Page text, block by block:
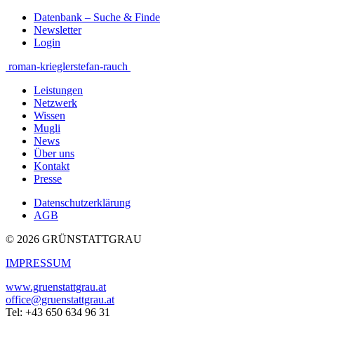
Datenbank – Suche & Finde
Newsletter
Login
Beitragsnavigation
roman-krieglerstefan-rauch
Leistungen
Netzwerk
Wissen
Mugli
News
Über uns
Kontakt
Presse
Datenschutzerklärung
AGB
© 2026 GRÜNSTATTGRAU
IMPRESSUM
www.gruenstattgrau.at
office@gruenstattgrau.at
Tel: +43 650 634 96 31